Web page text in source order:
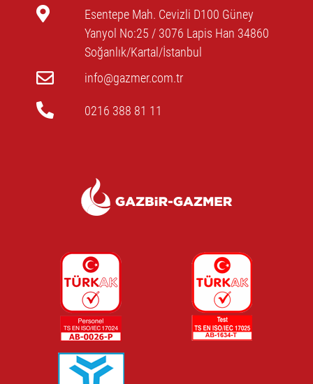
Esentepe Mah. Cevizli D100 Güney
Yanyol No:25 / 3076 Lapis Han 34860
Soğanlık/Kartal/İstanbul
info@gazmer.com.tr
0216 388 81 11